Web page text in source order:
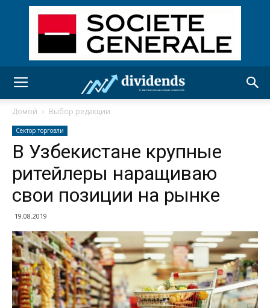
Домой Выбор редакции
Сектор торговли
В Узбекистане крупные
ритейлеры наращиваю
свои позиции на рынке
19.08.2019